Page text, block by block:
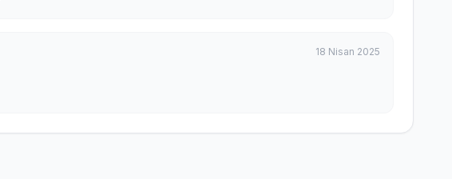
18 Nisan 2025